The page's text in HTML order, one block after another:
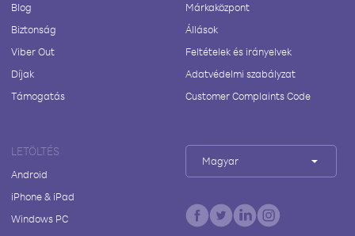
Blog
Biztonság
Viber Out
Díjak
Támogatás
Márkaközpont
Állások
Feltételek és irányelvek
Adatvédelmi szabályzat
Customer Complaints Code
LETÖLTÉS
Android
iPhone & iPad
Windows PC
Magyar